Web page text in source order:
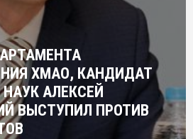
ХМАО, КАНДИДАТ
АЛЕКСЕЙ
ВЫСТУПИЛ ПРОТИВ